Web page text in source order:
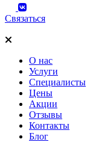
Связаться
О нас
Услуги
Специалисты
Цены
Акции
Отзывы
Контакты
Блог